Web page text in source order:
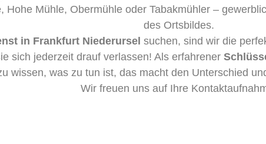
Hohe Mühle, Obermühle oder Tabakmühler –
des Ortsbildes.
in Frankfurt Niederursel suchen, sind wir die
sich jederzeit drauf verlassen! Als erfahrener
wissen, was zu tun ist, das macht den Unterschied
Wir freuen uns auf Ihre